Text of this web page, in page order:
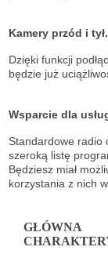
Kamery przód i tył.
Dzięki funkcji
będzie już
Wsparcie dla
Standardowe radio
szeroką listę
Będziesz miał
korzystania z nich
GŁÓWNA